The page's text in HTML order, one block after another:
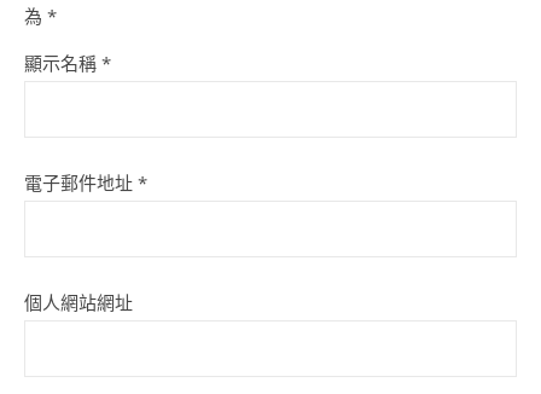
為 *
顯示名稱 *
電子郵件地址 *
個人網站網址